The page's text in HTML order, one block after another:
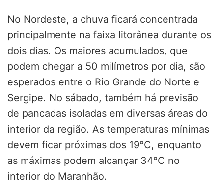
No Nordeste, a chuva ficará concentrada
principalmente na faixa litorânea durante os
dois dias. Os maiores acumulados, que
podem chegar a 50 milímetros por dia, são
esperados entre o Rio Grande do Norte e
Sergipe. No sábado, também há previsão
de pancadas isoladas em diversas áreas do
interior da região. As temperaturas mínimas
devem ficar próximas dos 19°C, enquanto
as máximas podem alcançar 34°C no
interior do Maranhão.